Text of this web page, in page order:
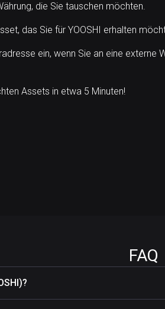
die Sie tauschen möchten.
das Sie für YOOSHI erhalten
ein, wenn Sie an eine externe
Assets in etwa 5 Minuten!
FAQ